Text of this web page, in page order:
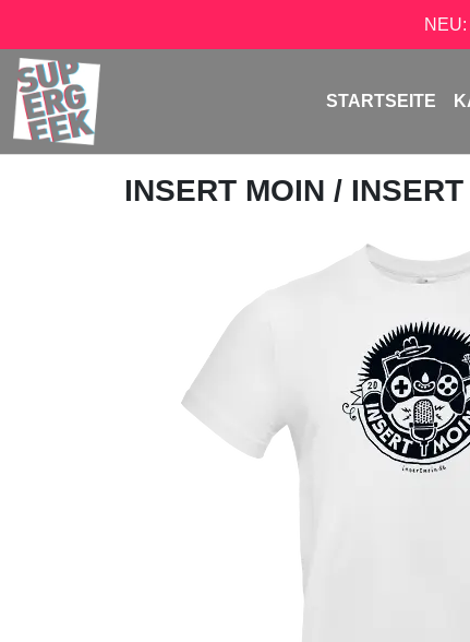
STARTSEITE
INSERT MOIN /